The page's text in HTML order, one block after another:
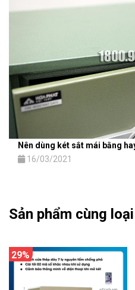
Nên dùng két sắt mái bằng
16/03/2021
Sản phẩm cùng loại
29%